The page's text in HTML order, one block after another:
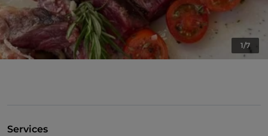
1/7
Services